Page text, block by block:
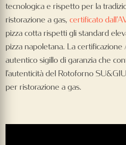
tecnologica e rispetto per la
ristorazione a gas,certificato
pizza cotta rispetti gli standard
pizza napoletana. La
autentico sigillo di garanzia che
l'autenticità del Rotoforno
per ristorazione a gas.